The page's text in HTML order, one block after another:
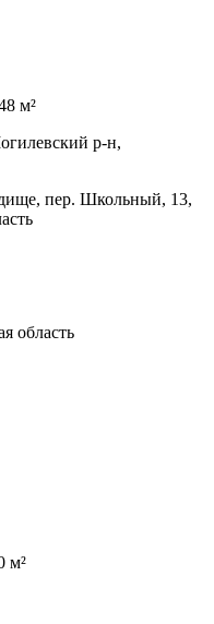
м²
р-н,
пер. Школьный, 13,
область
м²